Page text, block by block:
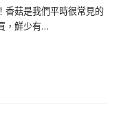
香菇是我們平時很常見的
，鮮少有…